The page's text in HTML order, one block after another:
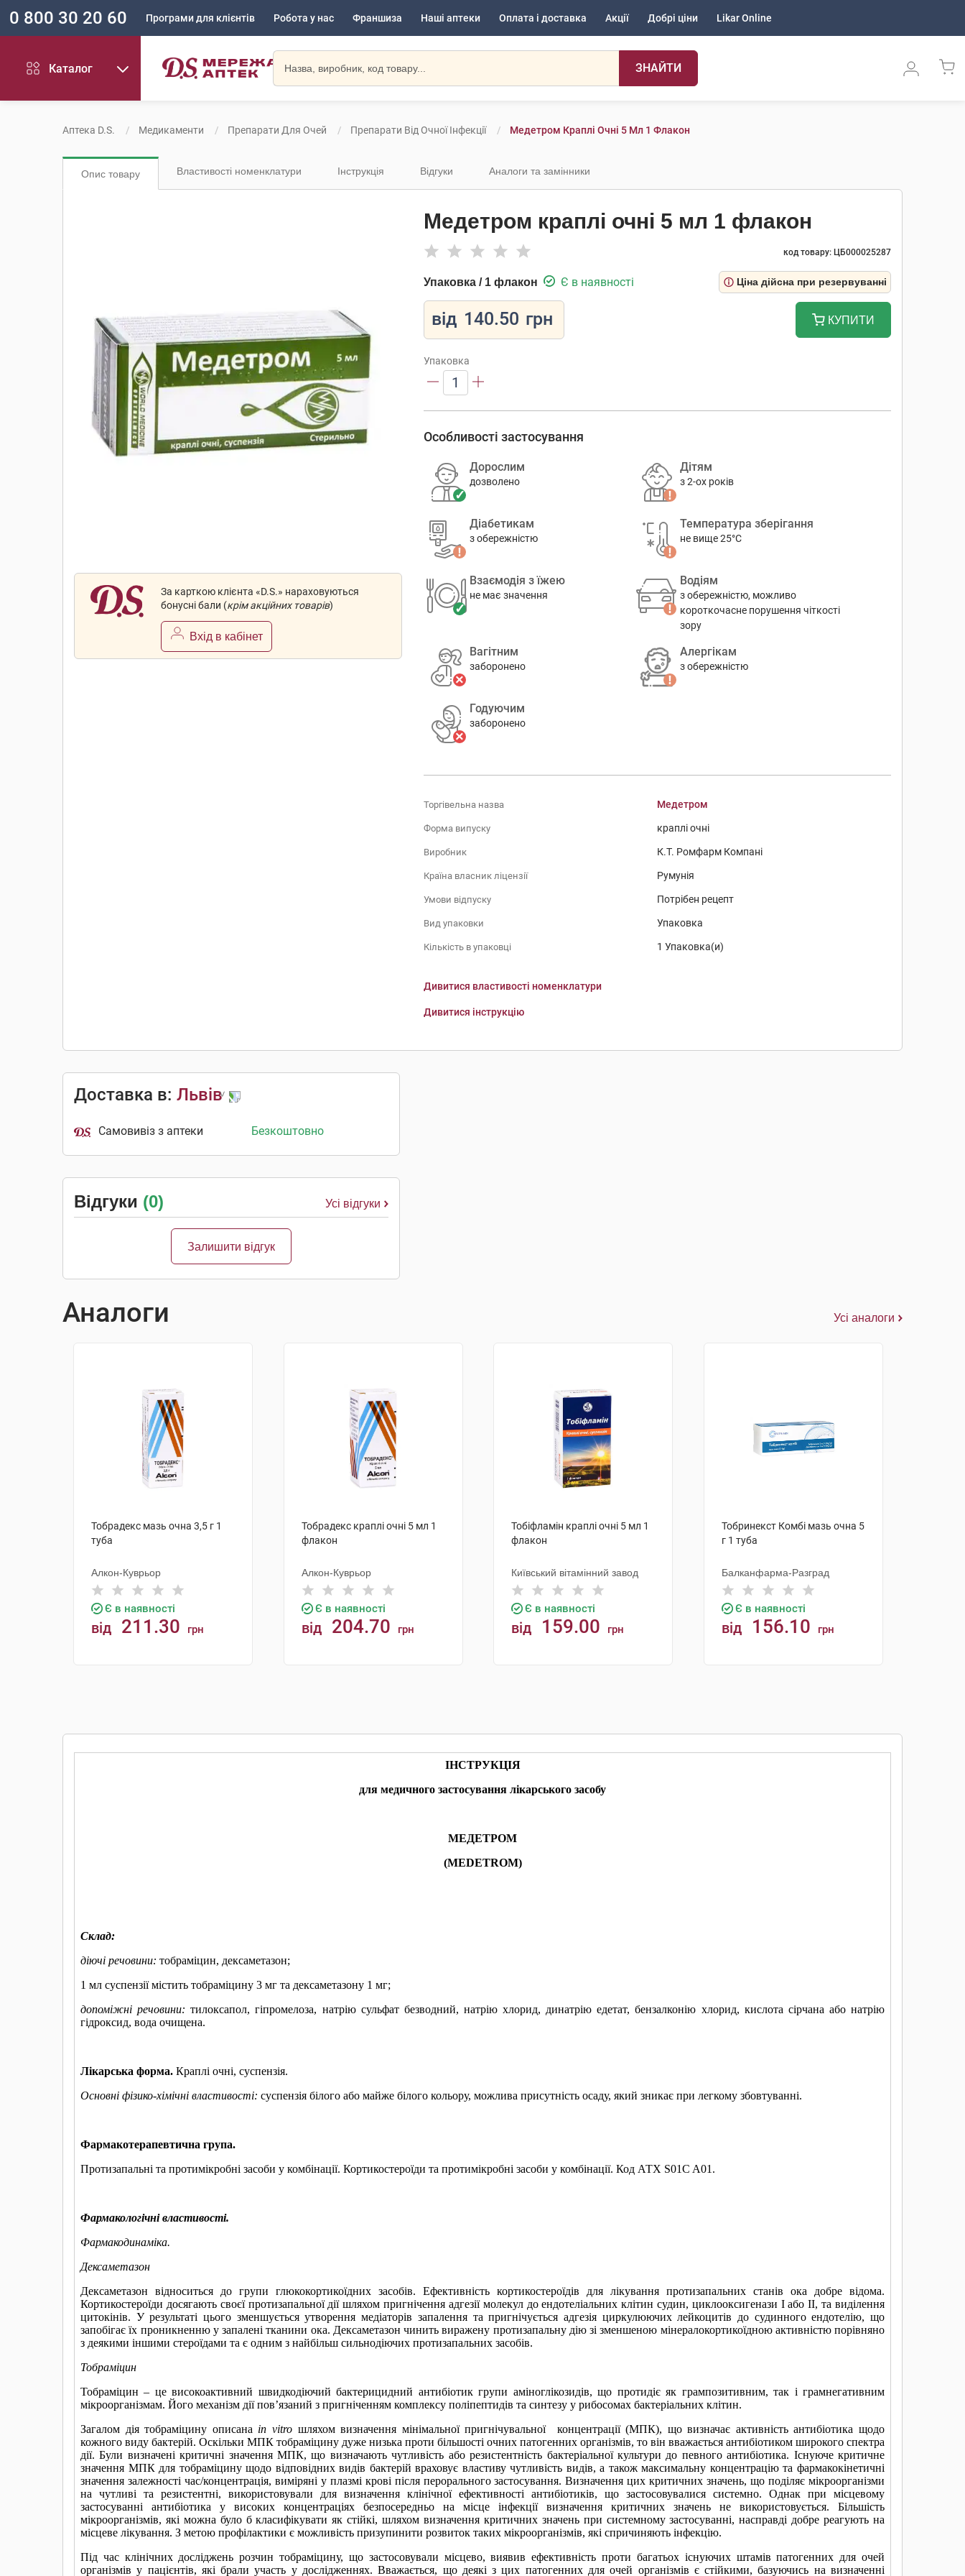
0 800 30 20 60 Програми для клієнтів Робота у нас Франшиза Наші аптеки Оплата і доставка Акції Добрі ціни Likar Online
Каталог ЗНАЙТИ
Аптека D.S. Медикаменти Препарати Для Очей Препарати Від Очної Інфекції Медетром Краплі Очні 5 Мл 1 Флакон
Опис товару Властивості номенклатури Інструкція Відгуки Аналоги та замінники
За карткою клієнта «D.S.» нараховуються
бонусні бали (крім акційних товарів)
Вхід в кабінет
Медетром краплі очні 5 мл 1 флакон
код товару: ЦБ000025287
Упаковка / 1 флакон Є в наявності Ціна дійсна при резервуванні
від 140.50 грн КУПИТИ
Упаковка
1
Особливості застосування
Дорослим
дозволено
Дітям
з 2-ох років
Діабетикам
з обережністю
Температура зберігання
не вище 25°C
Взаємодія з їжею
не має значення
Водіям
з обережністю, можливо
короткочасне порушення чіткості
зору
Вагітним
заборонено
Алергікам
з обережністю
Годуючим
заборонено
Торгівельна назва Медетром
Форма випуску краплі очні
Виробник К.Т. Ромфарм Компані
Країна власник ліцензії Румунія
Умови відпуску Потрібен рецепт
Вид упаковки Упаковка
Кількість в упаковці 1 Упаковка(и)
Дивитися властивості номенклатури
Дивитися інструкцію
Доставка в: Львів
Самовивіз з аптеки Безкоштовно
Відгуки (0) Усі відгуки
Залишити відгук
Аналоги Усі аналоги
Тобрадекс мазь очна 3,5 г 1
туба
Алкон-Куврьор
Є в наявності
від 211.30 грн
Тобрадекс краплі очні 5 мл 1
флакон
Алкон-Куврьор
Є в наявності
від 204.70 грн
Тобіфламін краплі очні 5 мл 1
флакон
Київський вітамінний завод
Є в наявності
від 159.00 грн
Тобринекст Комбі мазь очна 5
г 1 туба
Балканфарма-Разград
Є в наявності
від 156.10 грн